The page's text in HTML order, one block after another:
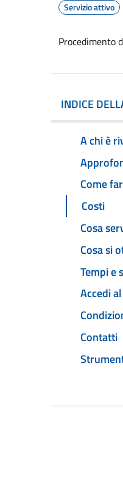
Servizio attivo
Procedimento
INDICE
A chi è
Come
Costi
Cosa
Cosa si
Tempi e
Accedi
Contatti